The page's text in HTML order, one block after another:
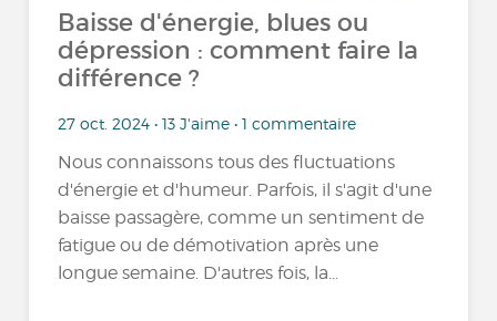
Baisse d'énergie, blues ou
dépression : comment faire la
différence ?
27 oct. 2024 • 13 J'aime • 1 commentaire
Nous connaissons tous des fluctuations
d'énergie et d'humeur. Parfois, il s'agit d'une
baisse passagère, comme un sentiment de
fatigue ou de démotivation après une
longue semaine. D'autres fois, la...